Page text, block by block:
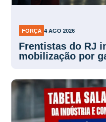
FORÇA 4 AGO 2026
Frentistas do RJ
mobilização por